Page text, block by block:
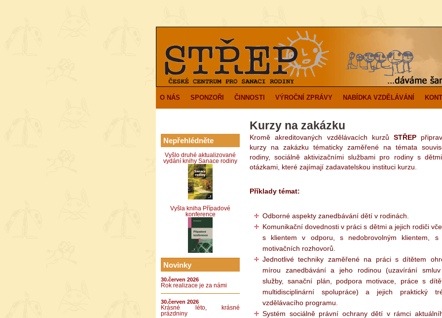
O NÁS SPONZOŘI ČINNOSTI VÝROČNÍ ZPRÁVY NABÍDKA VZDĚLÁVÁNÍ
Nepřehlédněte
Vyšlo druhé aktualizované
vydání knihy Sanace rodiny
Vyšla kniha Případové
konference
Novinky
30.červen 2026
Rok realizace je za námi
30.červen 2026
Krásné léto, krásné
prázdniny
Kurzy na zakázku
Kromě akreditovaných vzdělávacích kurzůSTŘEP
kurzy na zakázku tématicky zaměřené na témata
rodiny, sociálně aktivizačními službami pro rodiny s
otázkami, které zajímají zadavatelskou instituci kurzu.
Příklady témat:
Odborné aspekty zanedbávání dětí v rodinách.
Komunikační dovednosti v práci s dětmi a jejich rodiči
s klientem v odporu, s nedobrovolným klientem, s
motivačních rozhovorů.
Jednotlivé techniky zaměřené na práci s dítětem
mírou zanedbávání a jeho rodinou (uzavírání
služby, sanační plán, podpora motivace, práce s
multidisciplinární spolupráce) a jejich praktický
vzdělávacího programu.
Systém sociálně právní ochrany dětí v rámci